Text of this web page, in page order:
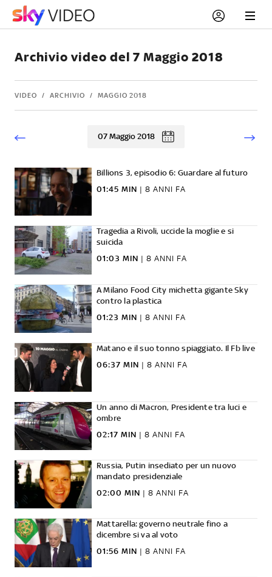
Archivio video del 7 Maggio 2018
VIDEO ARCHIVIO MAGGIO 2018
07 Maggio 2018
Billions 3, episodio 6: Guardare al futuro
01:45 MIN | 8 ANNI FA
Tragedia a Rivoli, uccide la moglie e si
suicida
01:03 MIN | 8 ANNI FA
A Milano Food City michetta gigante Sky
contro la plastica
01:23 MIN | 8 ANNI FA
Matano e il suo tonno spiaggiato. Il Fb live
06:37 MIN | 8 ANNI FA
Un anno di Macron, Presidente tra luci e
ombre
02:17 MIN | 8 ANNI FA
Russia, Putin insediato per un nuovo
mandato presidenziale
02:00 MIN | 8 ANNI FA
Mattarella: governo neutrale fino a
dicembre si va al voto
01:56 MIN | 8 ANNI FA